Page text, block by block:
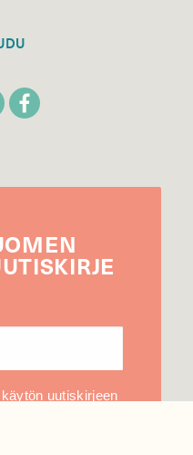
uutiskirjeen